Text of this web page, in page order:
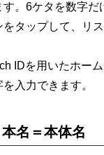
す。6ケタを数字
をタップして、リ
IDを用いたホー
入力できます。
名＝本体名